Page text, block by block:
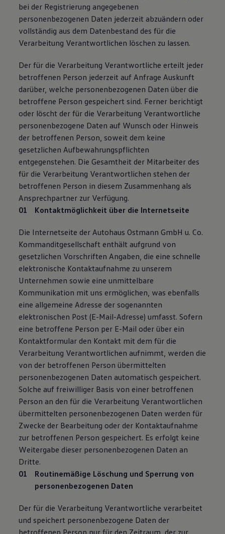
bei der Registrierung angegebenen
personenbezogenen Daten jederzeit abzuändern oder
vollständig aus dem Datenbestand des für die
Verarbeitung Verantwortlichen löschen zu lassen.
Der für die Verarbeitung Verantwortliche erteilt jeder
betroffenen Person jederzeit auf Anfrage Auskunft
darüber, welche personenbezogenen Daten über die
betroffene Person gespeichert sind. Ferner berichtigt
oder löscht der für die Verarbeitung Verantwortliche
personenbezogene Daten auf Wunsch oder Hinweis
der betroffenen Person, soweit dem keine
gesetzlichen Aufbewahrungspflichten
entgegenstehen. Die Gesamtheit der Mitarbeiter des
für die Verarbeitung Verantwortlichen stehen der
betroffenen Person in diesem Zusammenhang als
Ansprechpartner zur Verfügung.
Kontaktmöglichkeit über die Internetseite
Die Internetseite der Autohaus Ostmann GmbH u. Co.
Kommanditgesellschaft enthält aufgrund von
gesetzlichen Vorschriften Angaben, die eine schnelle
elektronische Kontaktaufnahme zu unserem
Unternehmen sowie eine unmittelbare
Kommunikation mit uns ermöglichen, was ebenfalls
eine allgemeine Adresse der sogenannten
elektronischen Post (E-Mail-Adresse) umfasst. Sofern
eine betroffene Person per E-Mail oder über ein
Kontaktformular den Kontakt mit dem für die
Verarbeitung Verantwortlichen aufnimmt, werden die
von der betroffenen Person übermittelten
personenbezogenen Daten automatisch gespeichert.
Solche auf freiwilliger Basis von einer betroffenen
Person an den für die Verarbeitung Verantwortlichen
übermittelten personenbezogenen Daten werden für
Zwecke der Bearbeitung oder der Kontaktaufnahme
zur betroffenen Person gespeichert. Es erfolgt keine
Weitergabe dieser personenbezogenen Daten an
Dritte.
Routinemäßige Löschung und Sperrung von
personenbezogenen Daten
Der für die Verarbeitung Verantwortliche verarbeitet
und speichert personenbezogene Daten der
betroffenen Person nur für den Zeitraum, der zur